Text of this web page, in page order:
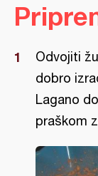
Odvojiti
dobro
Lagano
praškom